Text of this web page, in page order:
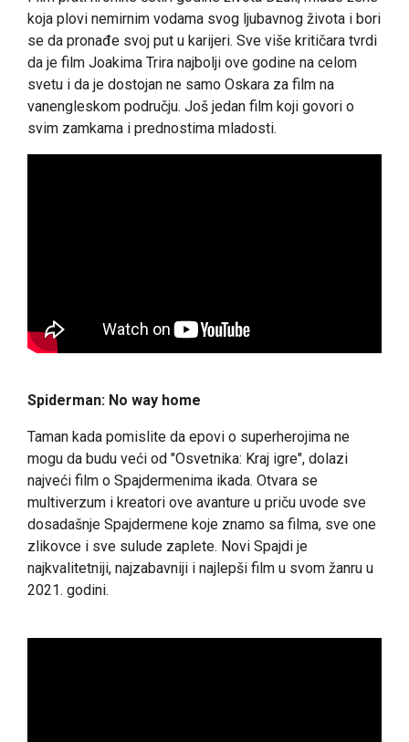
koja plovi nemirnim vodama svog ljubavnog života i bori
se da pronađe svoj put u karijeri. Sve više kritičara tvrdi
da je film Joakima Trira najbolji ove godine na celom
svetu i da je dostojan ne samo Oskara za film na
vanengleskom području. Još jedan film koji govori o
svim zamkama i prednostima mladosti.
Spiderman: No way home
Taman kada pomislite da epovi o superherojima ne
mogu da budu veći od "Osvetnika: Kraj igre", dolazi
najveći film o Spajdermenima ikada. Otvara se
multiverzum i kreatori ove avanture u priču uvode sve
dosadašnje Spajdermene koje znamo sa filma, sve one
zlikovce i sve sulude zaplete. Novi Spajdi je
najkvalitetniji, najzabavniji i najlepši film u svom žanru u
2021. godini.